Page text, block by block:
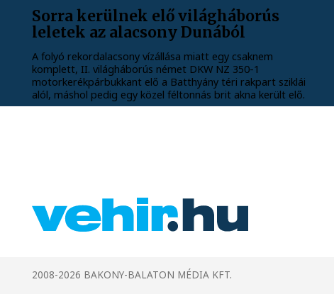
Sorra kerülnek elő világháborús
leletek az alacsony Dunából
A folyó rekordalacsony vízállása miatt egy csaknem
komplett, II. világháborús német DKW NZ 350-1
motorkerékpárbukkant elő a Batthyány téri rakpart sziklái
alól, máshol pedig egy közel féltonnás brit akna került elő.
2008-2026 BAKONY-BALATON MÉDIA KFT.